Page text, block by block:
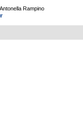
Rampino